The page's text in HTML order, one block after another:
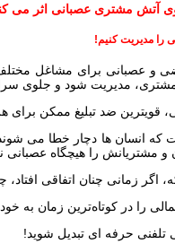
را مدیریت کنیم!
و عصبانی برای مشاغل مختلف
مدیریت شود و جلوی
قویترین ضد تبلیغ ممکن
که انسان ها دچار خطا می
مشتریانش را هیچگاه عصبانی
اگر زمانی چنان اتفاقی
را در کوتاه‌ترین زمان به
تلفنی حرفه ای تبدیل شوید!